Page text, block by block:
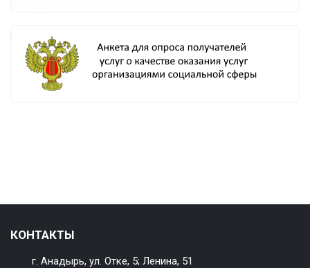
КОНТАКТЫ
г. Анадырь, ул. Отке, 5; Ленина, 51